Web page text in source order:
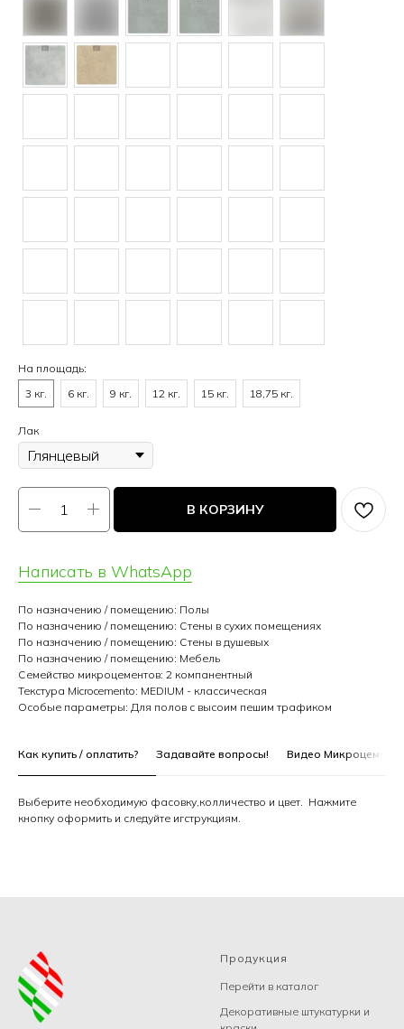
На площадь:
3 кг.
6 кг. 9 кг. 12 кг. 15 кг. 18,75 кг.
Лак
В КОРЗИНУ
Написать в WhatsApp
По назначению / помещению: Полы
По назначению / помещению: Стены в сухих помещениях
По назначению / помещению: Стены в душевых
По назначению / помещению: Мебель
Семейство микроцементов: 2 компанентный
Текстура Microcemento: MEDIUM - классическая
Особые параметры: Для полов с высоим пешим трафиком
Как купить / оплатить? Задавайте вопросы! Видео Микроцемента
Выберите необходимую фасовку,колличество и цвет. Нажмите
кнопку оформить и следуйте игструкциям.
Продукция
Перейти в каталог
Декоративные штукатурки и